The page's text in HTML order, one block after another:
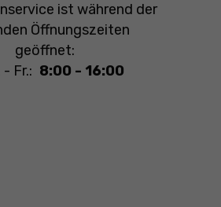
ist während der
Öffnungszeiten
geöffnet:
- Fr.: 8:00 - 16:00